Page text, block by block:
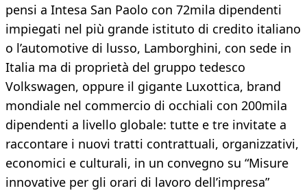
pensi a Intesa San Paolo con 72mila dipendenti
impiegati nel più grande istituto di credito italiano
o l’automotive di lusso, Lamborghini, con sede in
Italia ma di proprietà del gruppo tedesco
Volkswagen, oppure il gigante Luxottica, brand
mondiale nel commercio di occhiali con 200mila
dipendenti a livello globale: tutte e tre invitate a
raccontare i nuovi tratti contrattuali, organizzativi,
economici e culturali, in un convegno su “Misure
innovative per gli orari di lavoro dell’impresa”